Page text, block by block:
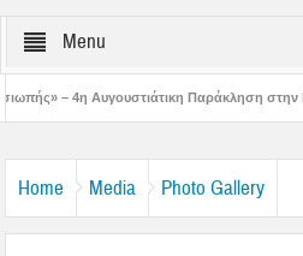
Menu
Παράκληση στην Μεταμόρφωση Βόλου
Home Media Photo Gallery